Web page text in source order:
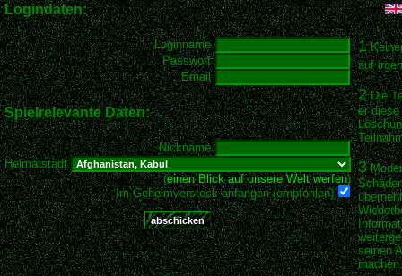
Logindaten:
Loginname
Passwort
Email
Spielrelevante Daten:
Nickname
Heimatstadt
(einen Blick auf unsere Welt werfen)
Im Geheimversteck anfangen (empfohlen)
1
auf
2Die
er
3
seinen
machen.